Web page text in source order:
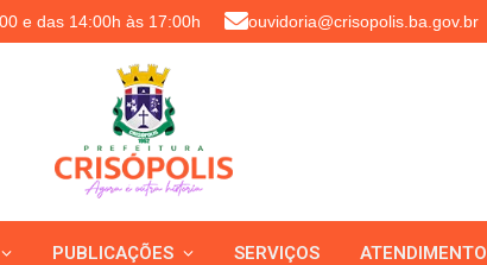
e das 14:00h às 17:00h ouvidoria@crisopolis.ba.gov.br
PUBLICAÇÕES SERVIÇOS ATENDIMENTO